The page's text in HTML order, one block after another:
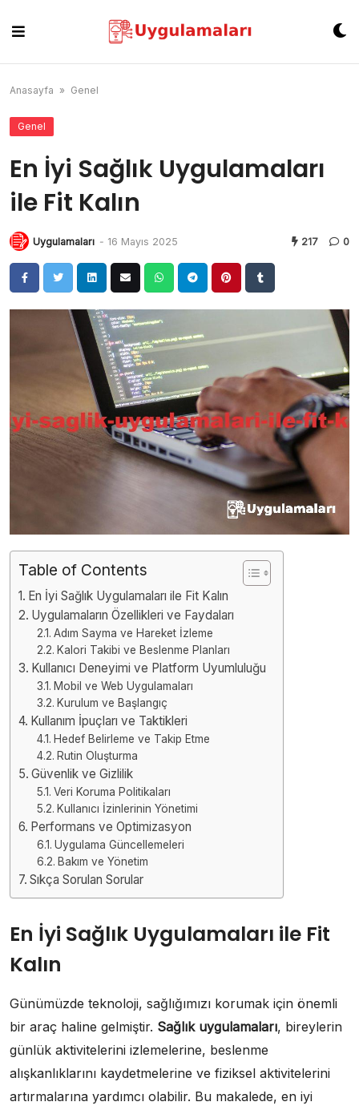
content
Anasayfa » Genel
Genel
En İyi Sağlık Uygulamaları
ile Fit Kalın
Uygulamaları - 16 Mayıs 2025 217 0
Table of Contents
En İyi Sağlık Uygulamaları ile Fit Kalın
Uygulamaların Özellikleri ve Faydaları
Adım Sayma ve Hareket İzleme
Kalori Takibi ve Beslenme Planları
Kullanıcı Deneyimi ve Platform Uyumluluğu
Mobil ve Web Uygulamaları
Kurulum ve Başlangıç
Kullanım İpuçları ve Taktikleri
Hedef Belirleme ve Takip Etme
Rutin Oluşturma
Güvenlik ve Gizlilik
Veri Koruma Politikaları
Kullanıcı İzinlerinin Yönetimi
Performans ve Optimizasyon
Uygulama Güncellemeleri
Bakım ve Yönetim
Sıkça Sorulan Sorular
En İyi Sağlık Uygulamaları ile Fit
Kalın
Günümüzde teknoloji, sağlığımızı korumak için önemli
bir araç haline gelmiştir. Sağlık uygulamaları, bireylerin
günlük aktivitelerini izlemelerine, beslenme
alışkanlıklarını kaydetmelerine ve fiziksel aktivitelerini
artırmalarına yardımcı olabilir. Bu makalede, en iyi